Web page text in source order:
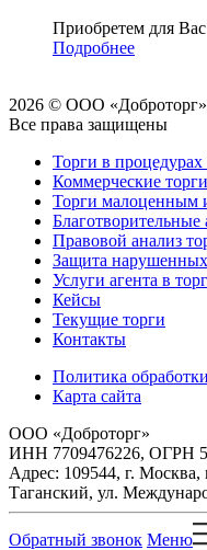
Приобретем для
Подробнее
2026 © ООО «Доброторг»
Все права защищены
Торги в процедурах
Коммерческие торги
Торги малоценным
Правовой анализ
Защита
Услуги агента в
Кейсы
Текущие торги
Контакты
Политика
Карта сайта
ООО «Доброторг»
ИНН 7709476226, ОГРН
Адрес: 109544, г.
Таганский, ул.
Обратный звонок Меню